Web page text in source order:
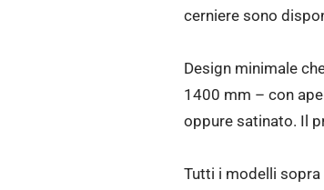
cerniere sono
Design minimale
1400 mm – con
oppure satinato. Il
Tutti i modelli